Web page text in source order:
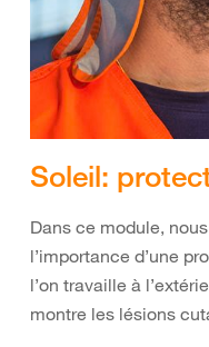
Soleil:
Dans ce module,
l’importance d’une
l’on travaille à
montre les lésions